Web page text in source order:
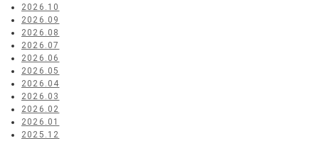
2026.10
2026.09
2026.08
2026.07
2026.06
2026.05
2026.04
2026.03
2026.02
2026.01
2025.12